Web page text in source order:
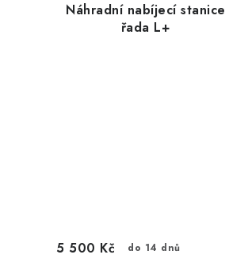
Náhradní nabíjecí stanice
řada L+
do 14 dnů
5 500 Kč